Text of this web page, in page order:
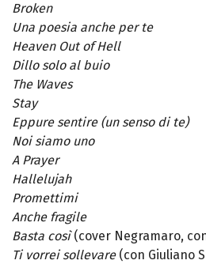
Broken
Una poesia anche per te
Heaven Out of Hell
Dillo solo al buio
The Waves
Stay
Eppure sentire (un senso di te)
Noi siamo uno
A Prayer
Hallelujah
Promettimi
Anche fragile
Basta così(cover Negramaro,
Ti vorrei sollevare(con Giuliano